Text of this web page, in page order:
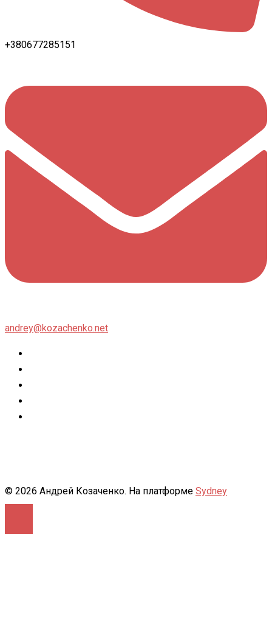
+380677285151
andrey@kozachenko.net
© 2026 Андрей Козаченко. На платформе Sydney